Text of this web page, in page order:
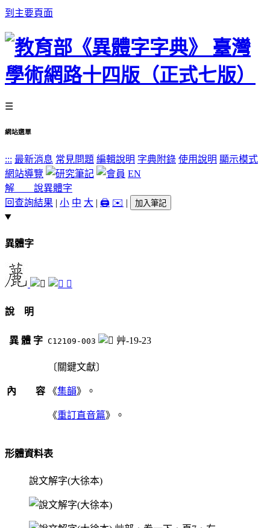
到主要頁面
☰
網站選單
::: 最新消息 常見問題 編輯說明 字典附錄 使用說明 顯示模式
網站導覽
EN
解 說異體字
回查詢結果 | 小 中 大 | 🖨️ ✉️ | 加入筆記
異體字
𧅳
說 明
異 體 字 C12109-003 艸-19-23
內 容
〔關鍵文獻〕
《集韻》。
《重訂直音篇》。
形體資料表
說文解字(大徐本)